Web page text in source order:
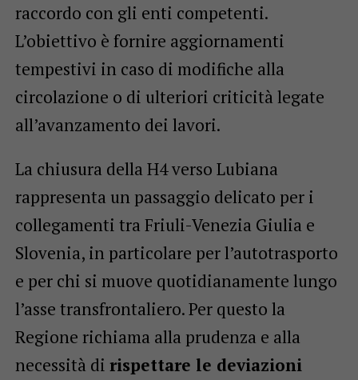
raccordo con gli enti competenti.
L’obiettivo è fornire aggiornamenti
tempestivi in caso di modifiche alla
circolazione o di ulteriori criticità legate
all’avanzamento dei lavori.
La chiusura della H4 verso Lubiana
rappresenta un passaggio delicato per i
collegamenti tra Friuli-Venezia Giulia e
Slovenia, in particolare per l’autotrasporto
e per chi si muove quotidianamente lungo
l’asse transfrontaliero. Per questo la
Regione richiama alla prudenza e alla
necessità di rispettare le deviazioni